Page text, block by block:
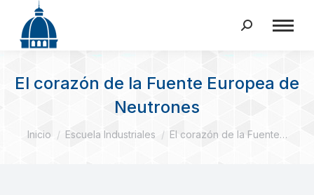
Buscar:
El corazón de la Fuente Europea de
Neutrones
Estás aquí:
Inicio Escuela Industriales El corazón de la Fuente…